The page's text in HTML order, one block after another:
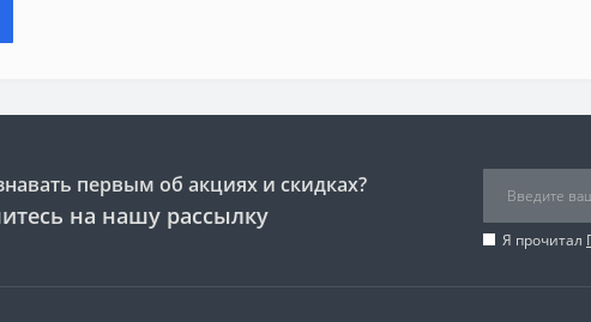
первым об акциях и скидках?
на нашу рассылку
Я прочитал